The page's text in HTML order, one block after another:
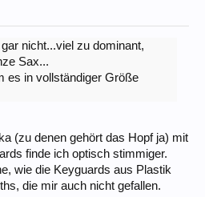
nicht...viel zu dominant,
Sax...
es in vollständiger Größe
(zu denen gehört das Hopf ja) mit
finde ich optisch stimmiger.
wie die Keyguards aus Plastik
die mir auch nicht gefallen.